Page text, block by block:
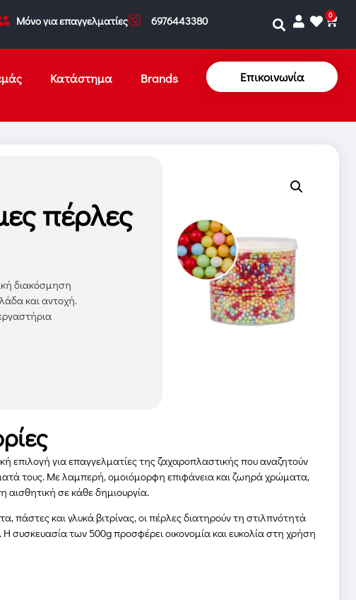
Μόνο για επαγγελματίες 6976443380 0
Κατάστημα Brands Επικοινωνία
πέρλες
διακόσμηση
και αντοχή.
επιλογή για επαγγελματίες της ζαχαροπλαστικής που αναζητούν
τους. Με λαμπερή, ομοιόμορφη επιφάνεια και ζωηρά χρώματα,
αισθητική σε κάθε δημιουργία.
πάστες και γλυκά βιτρίνας, οι πέρλες διατηρούν τη στιλπνότητά
συσκευασία των 500g προσφέρει οικονομία και ευκολία στη χρήση